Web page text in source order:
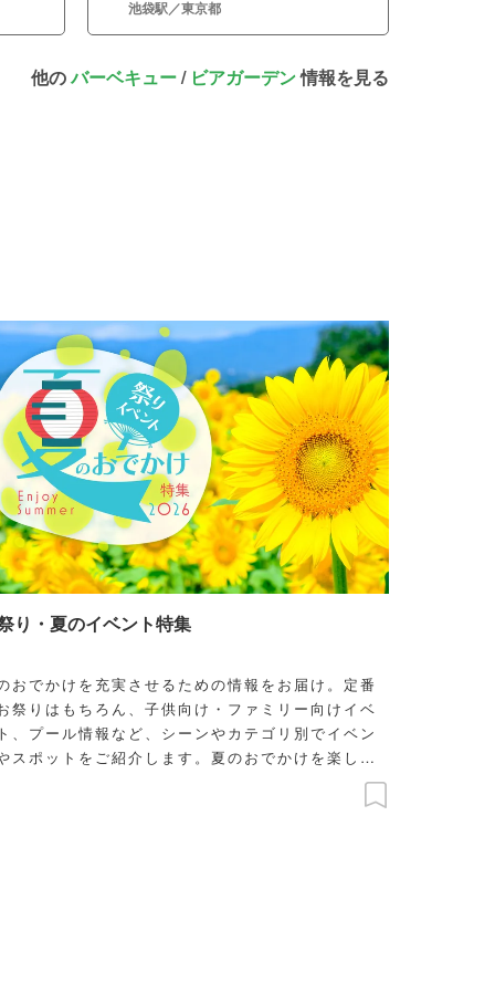
池袋駅／東京都
他のバーベキュー/ ビアガーデン情報を見る
り・夏のイベント特集
おでかけを充実させるための情報をお届け。定番
祭りはもちろん、子供向け・ファミリー向けイベ
、プール情報など、シーンやカテゴリ別でイベン
スポットをご紹介します。夏のおでかけを楽しも